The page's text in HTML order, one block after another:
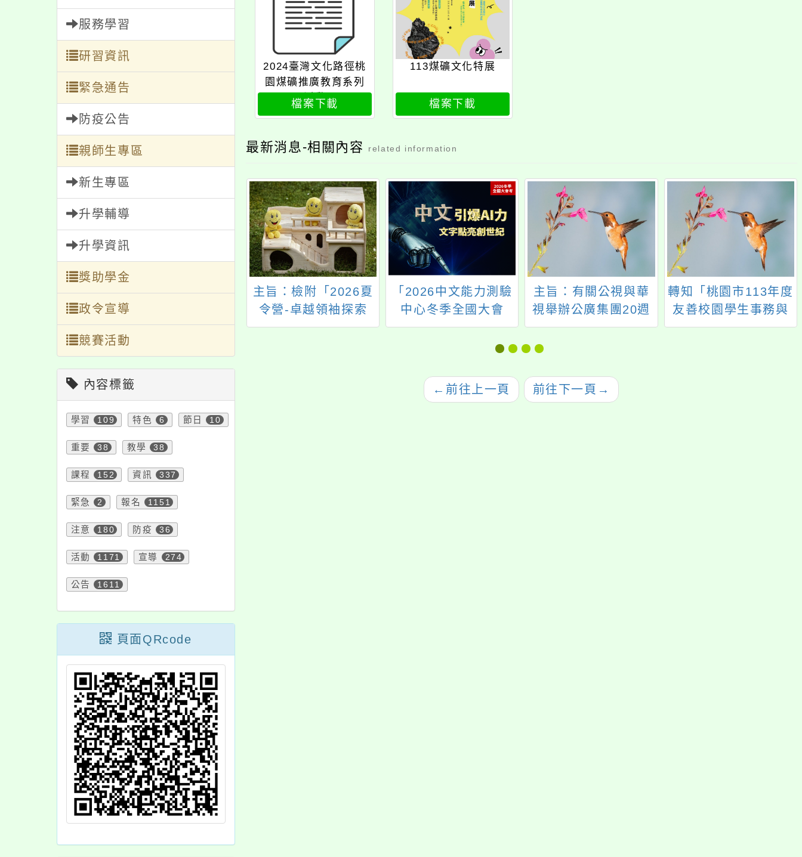
服務學習
研習資訊
緊急通告
防疫公告
親師生專區
新生專區
升學輔導
升學資訊
獎助學金
政令宣導
競賽活動
內容標籤
學習 109 特色 6 節日 10
重要 38 教學 38
課程 152 資訊 337
緊急 2 報名 1151
注意 180 防疫 36
活動 1171 宣導 274
公告 1611
頁面QRcode
2024臺灣文化路徑桃
園煤礦推廣教育系列
活動
檔案下載
113煤礦文化特展
檔案下載
最新消息-相關內容 related information
轉知桃園市政
設施管理中心
2025桃園合唱
－入校教育推
踴躍參與，請
主旨：檢送本局「文
化部校外文化體驗計
畫—美感啟發之旅」
報名簡章1份，請鼓勵
主旨：檢附「2026夏
令營-卓越領袖探索
營」系列活動說明簡
「2026中文能力測驗
中心冬季全國大會
考」將於2026年1月4
主旨：有關公視與華
視舉辦公廣集團20週
年活動《我在電視台
玩了一整天》一案，
轉知「桃園市113年度
友善校園學生事務與
輔導工作－－高中、
← 前往上一頁 前往下一頁 →